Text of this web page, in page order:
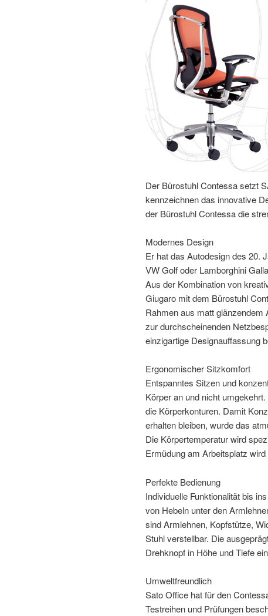
Der Bürostuhl Contessa setzt
kennzeichnen das innovative
der Bürostuhl Contessa die
Modernes Design
Er hat das Autodesign des 20.
VW Golf oder Lamborghini
Aus der Kombination von
Giugaro mit dem Bürostuhl
Rahmen aus matt
zur durchscheinenden
einzigartige Designauffassung
Ergonomischer Sitzkomfort
Entspanntes Sitzen und
Körper an und nicht
die Körperkonturen. Damit
erhalten bleiben, wurde das
Die Körpertemperatur wird
Ermüdung am Arbeitsplatz
Perfekte Bedienung
Individuelle Funktionalität bis
von Hebeln unter den
sind Armlehnen, Kopfstütze,
Stuhl verstellbar. Die
Drehknopf in Höhe und Tiefe
Umweltfreundlich
Sato Office hat für den
Testreihen und Prüfungen